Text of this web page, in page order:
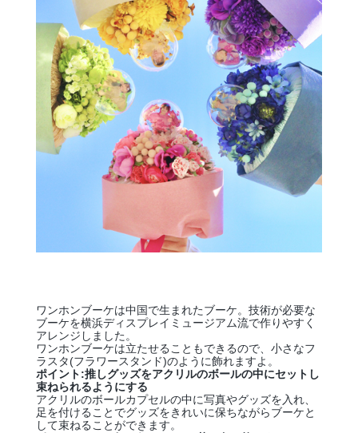
ワンホンブーケは中国で生まれたブーケ。技術が必要な
ブーケを横浜ディスプレイミュージアム流で作りやすく
アレンジしました。
ワンホンブーケは立たせることもできるので、小さなフ
ラスタ(フラワースタンド)のように飾れますよ。
ポイント:推しグッズをアクリルのボールの中にセットし
束ねられるようにする
アクリルのボールカプセルの中に写真やグッズを入れ、
足を付けることでグッズをきれいに保ちながらブーケと
して束ねることができます。